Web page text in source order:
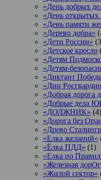
«День добрых
«День открытых
«День памяти
«Дерево добра»
«Дети России»
«Детское кресло
«Детям
«Детям-
«Диктант
«Дни
«Добрая дорога
«Добрые дела
«ДОЛЖНИК» (4)
«Дорога без
«Древо
«Елка желаний»
«Ёлка ПДД» (1)
«Елка по
«Железная
«Жилой сектор»